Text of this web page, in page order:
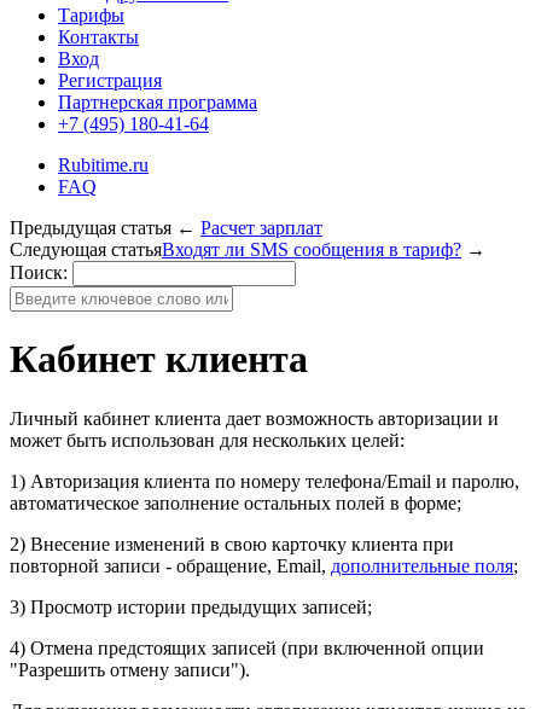
Тарифы
Контакты
Вход
Регистрация
Партнерская программа
+7 (495) 180-41-64
Rubitime.ru
FAQ
Предыдущая статья ← Расчет зарплат
Следующая статьяВходят ли SMS сообщения в тариф? →
Поиск:
Кабинет клиента
Личный кабинет клиента дает возможность авторизации и
может быть использован для нескольких целей:
1) Авторизация клиента по номеру телефона/Email и паролю,
автоматическое заполнение остальных полей в форме;
2) Внесение изменений в свою карточку клиента при
повторной записи - обращение, Email, дополнительные поля;
3) Просмотр истории предыдущих записей;
4) Отмена предстоящих записей (при включенной опции
"Разрешить отмену записи").